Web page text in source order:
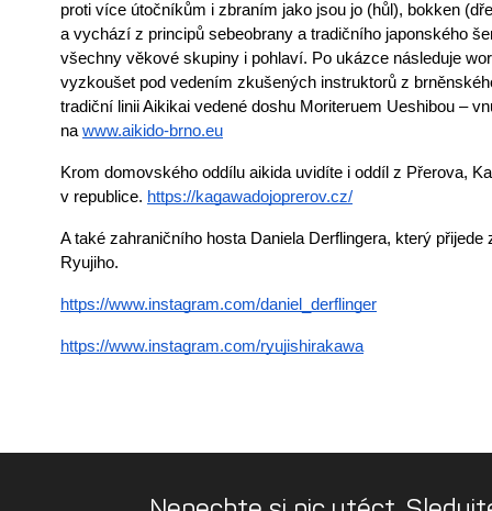
proti více útočníkům i zbraním jako jsou jo (hůl), bokken
a vychází z principů sebeobrany a tradičního japonského
všechny věkové skupiny i pohlaví. Po ukázce následuje
vyzkoušet pod vedením zkušených instruktorů z
tradiční linii Aikikai vedené doshu Moriteruem Ueshibou –
na www.aikido-brno.eu
Krom domovského oddílu aikida uvidíte i oddíl z Přerova,
v republice. https://kagawadojoprerov.cz/
A také zahraničního hosta Daniela Derflingera, který
Ryujiho.
https://www.instagram.com/daniel_derflinger
https://www.instagram.com/ryujishirakawa